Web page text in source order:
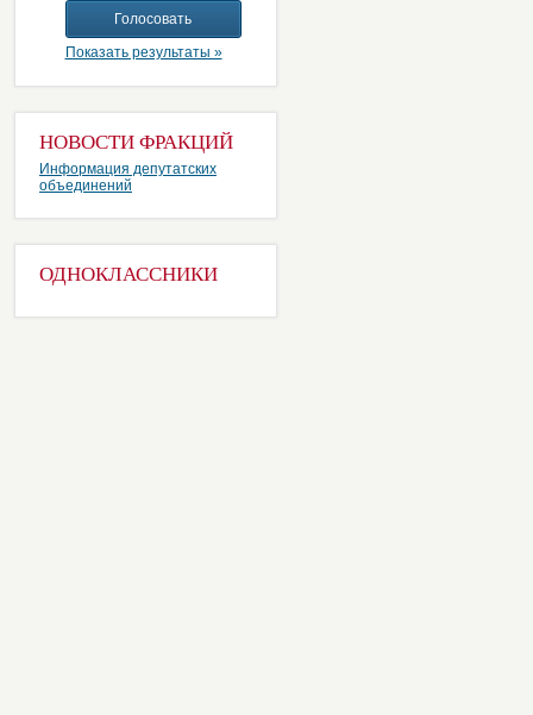
Показать результаты »
НОВОСТИ ФРАКЦИЙ
Информация депутатских
объединений
ОДНОКЛАССНИКИ